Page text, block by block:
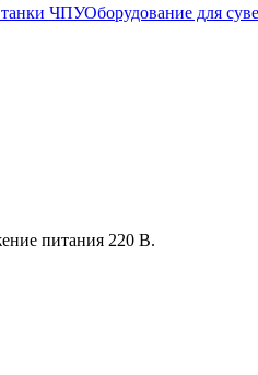
ЧПУОборудование для
питания 220 В.